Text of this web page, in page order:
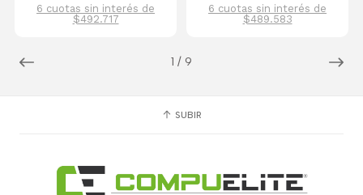
1 / 9
6 cuotas sin interés de
$492.717
6 cuotas sin interés de
$489.583
SUBIR